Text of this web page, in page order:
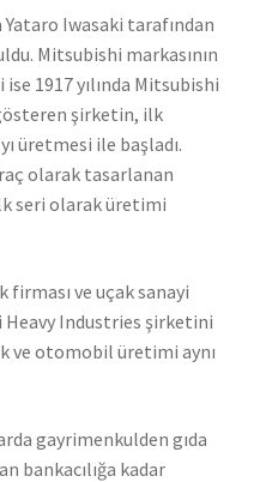
Yataro Iwasaki tarafından
Mitsubishi markasının
1917 yılında Mitsubishi
şirketin, ilk
üretmesi ile başladı.
olarak tasarlanan
seri olarak üretimi
firması ve uçak sanayi
Industries şirketini
ve otomobil üretimi aynı
gayrimenkulden gıda
bankacılığa kadar